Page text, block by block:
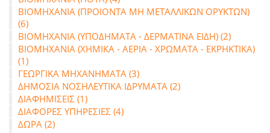
ΒΙΟΜΗΧΑΝΙΑ (ΠΡΟΙΟΝΤΑ ΜΗ ΜΕΤΑΛΛΙΚΩΝ ΟΡΥΚΤΩΝ)
(6)
ΒΙΟΜΗΧΑΝΙΑ (ΥΠΟΔΗΜΑΤΑ - ΔΕΡΜΑΤΙΝΑ ΕΙΔΗ) (2)
ΒΙΟΜΗΧΑΝΙΑ (ΧΗΜΙΚΑ - ΑΕΡΙΑ - ΧΡΩΜΑΤΑ - ΕΚΡΗΚΤΙΚΑ)
(1)
ΓΕΩΡΓΙΚΑ ΜΗΧΑΝΗΜΑΤΑ (3)
ΔΗΜΟΣΙΑ ΝΟΣΗΛΕΥΤΙΚΑ ΙΔΡΥΜΑΤΑ (2)
ΔΙΑΦΗΜΙΣΕΙΣ (1)
ΔΙΑΦΟΡΕΣ ΥΠΗΡΕΣΙΕΣ (4)
ΔΩΡΑ (2)